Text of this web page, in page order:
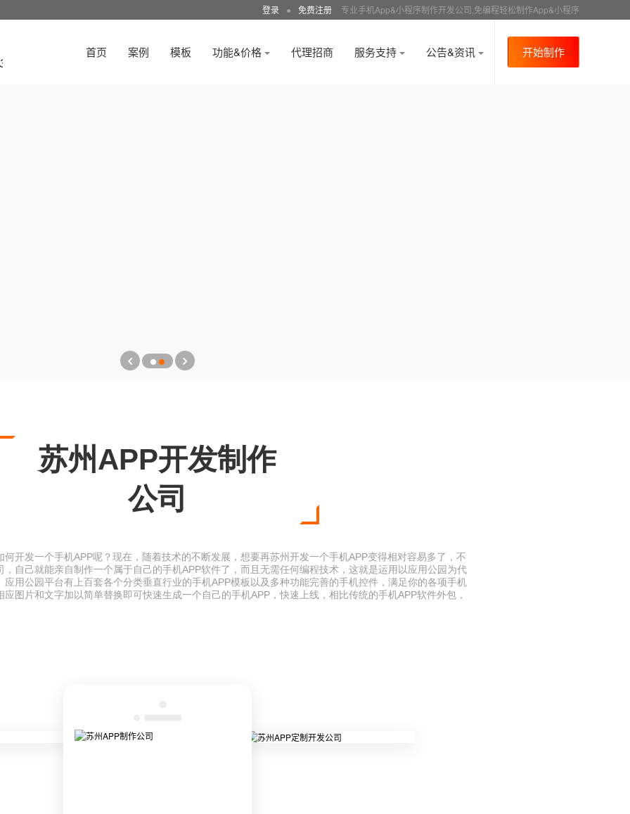
登录 ● 免费注册 专业手机App&小程序制作开发公司,免编程轻松制作App&小程序
首页 案例 模板 功能&价格 代理招商 服务支持 公告&资讯 开始制作
苏州APP开发制作
公司
开发一个手机APP呢？现在，随着技术的不断发展，想要再苏州开发一个手机APP变得相对容易多了，不
自己就能亲自制作一个属于自己的手机APP软件了，而且无需任何编程技术，这就是运用以应用公园为代
用公园平台有上百套各个分类垂直行业的手机APP模板以及多种功能完善的手机控件，满足你的各项手机
图片和文字加以简单替换即可快速生成一个自己的手机APP，快速上线，相比传统的手机APP软件外包，